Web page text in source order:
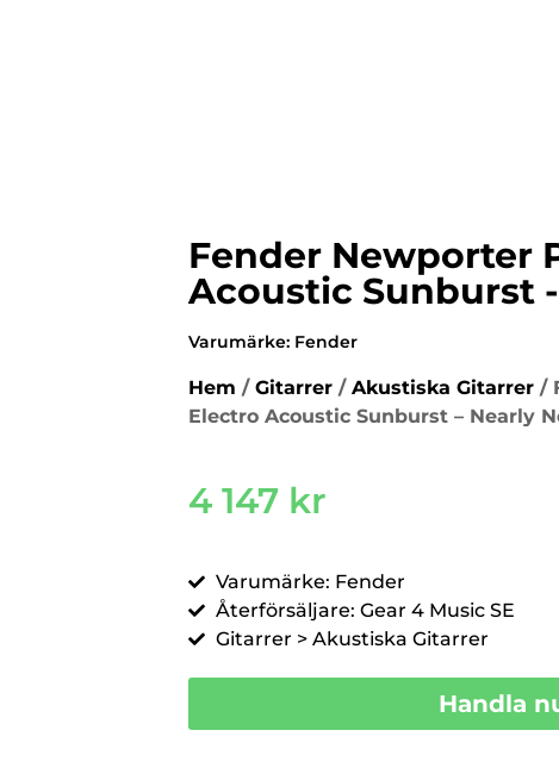
Fender Newporter
Acoustic Sunburst
Varumärke: Fender
Hem / Gitarrer / Akustiska Gitarrer /
Electro Acoustic Sunburst – Nearly
4 147 kr
Varumärke: Fender
Återförsäljare: Gear 4 Music SE
Gitarrer > Akustiska Gitarrer
Handla